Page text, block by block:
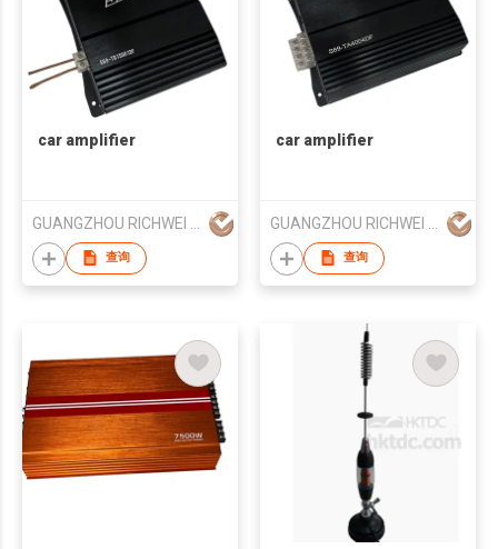
car amplifier
查询
car amplifier
查询